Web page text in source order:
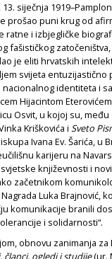
siječnja
prošao puni krug od
ratne i izbjegličke
fašističkog
je eliti hrvatskih
svijeta
identiteta i
Hijacintom
Osvit, u kojoj su,
Kriškovića i Sveto
Ivana Ev. Šarića, u
karijeru na
književnosti i
začetnikom
Luka Brajnović,
komunikacije branili
i solidarnosti“.
obnovu zanimanja
ogledi i studije(ur.